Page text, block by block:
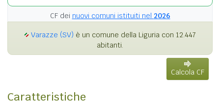
CF dei nuovi comuni istituiti nel 2026
Varazze (SV) è un comune della Liguria con 12.447
abitanti.
Calcola CF
Caratteristiche